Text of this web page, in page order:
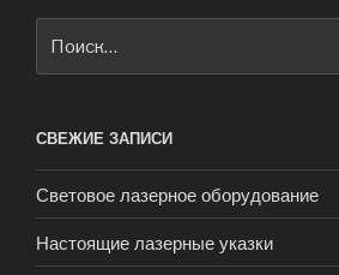
СВЕЖИЕ ЗАПИСИ
Световое лазерное оборудование
Настоящие лазерные указки